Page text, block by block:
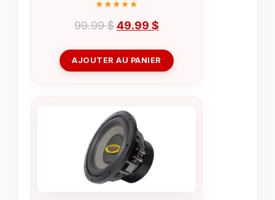
99.99$Le
initial
99.99 $.
49.99 $
actuel
49.99 $.
AJOUTER AU PANIER